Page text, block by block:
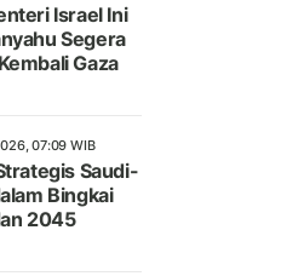
Israel Ini
Segera
Gaza
07:09 WIB
Saudi-
Bingkai
2045